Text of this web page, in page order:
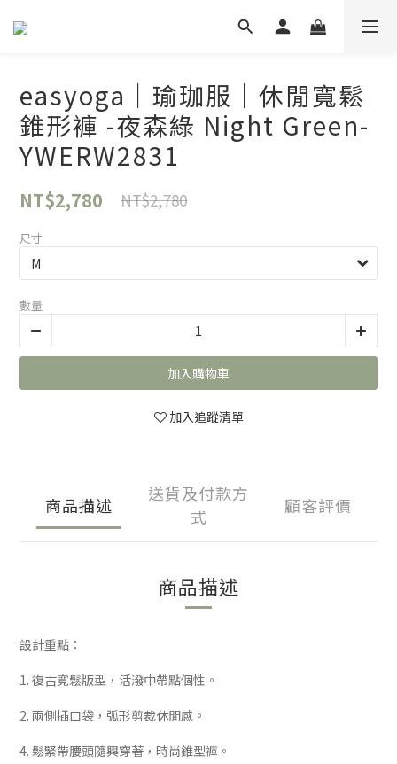
easyoga｜瑜珈服｜休閒寬鬆
錐形褲 -夜森綠 Night Green-
YWERW2831
NT$2,780 NT$2,780
尺寸
數量
加入購物車
加入追蹤清單
商品描述
送貨及付款方
式
顧客評價
商品描述
設計重點：
1. 復古寬鬆版型，活潑中帶點個性。
2. 兩側插口袋，弧形剪裁休閒感。
4. 鬆緊帶腰頭隨興穿著，時尚錐型褲。